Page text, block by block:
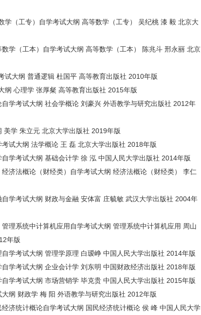
学（工专）自学考试大纲 高等数学（工专） 吴纪桃 漆 毅 北京大
学（工本）自学考试大纲 高等数学（工本） 陈兆斗 邢永丽 北京
试大纲 普通逻辑 杜国平 高等教育出版社 2010年版
纲 心理学 张厚粲 高等教育出版社 2015年版
学考试大纲 社会学概论 刘豪兴 外语教学与研究出版社 2012年
学 朱立元 北京大学出版社 2019年版
试大纲 法学概论 王 磊 北京大学出版社 2018年版
学考试大纲 基础会计学 徐 泓 中国人民大学出版社 2014年版
济法概论（财经类）自学考试大纲 经济法概论（财经类） 李仁
学考试大纲 财政与金融 安体富 庄毓敏 武汉大学出版社 2004年
理系统中计算机应用自学考试大纲 管理系统中计算机应用 周山
年版
学考试大纲 管理学原理 白瑷峥 中国人民大学出版社 2014年版
学考试大纲 企业会计学 刘东明 中国财政经济出版社 2018年版
学考试大纲 市场营销学 毕克贵 中国人民大学出版社 2015年版
纲 财政学 梅 阳 外语教学与研究出版社 2012年版
济统计概论自学考试大纲 国民经济统计概论 侯 峰 中国人民大学